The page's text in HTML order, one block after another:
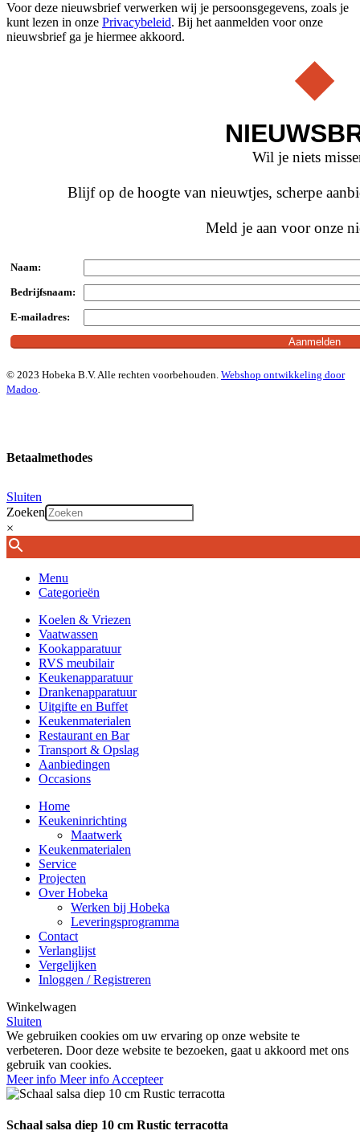
Voor deze nieuwsbrief verwerken wij je persoonsgegevens, zoals je
kunt lezen in onze Privacybeleid. Bij het aanmelden voor onze
nieuwsbrief ga je hiermee akkoord.
Wil je niets
Blijf op de hoogte van nieuwtjes, scherpe
Meld je aan voor onze
Naam:
Bedrijfsnaam:
E-mailadres:
© 2023 Hobeka B.V. Alle rechten voorbehouden. Webshop ontwikkeling door
Madoo.
Betaalmethodes
Sluiten
Zoeken
×
Menu
Categorieën
Koelen & Vriezen
Vaatwassen
Kookapparatuur
RVS meubilair
Keukenapparatuur
Drankenapparatuur
Uitgifte en Buffet
Keukenmaterialen
Restaurant en Bar
Transport & Opslag
Aanbiedingen
Occasions
Home
Keukeninrichting
Maatwerk
Keukenmaterialen
Service
Projecten
Over Hobeka
Werken bij Hobeka
Leveringsprogramma
Contact
Verlanglijst
Vergelijken
Inloggen / Registreren
Winkelwagen
Sluiten
We gebruiken cookies om uw ervaring op onze website te
verbeteren. Door deze website te bezoeken, gaat u akkoord met ons
gebruik van cookies.
Meer info Meer info Accepteer
Schaal salsa diep 10 cm Rustic terracotta